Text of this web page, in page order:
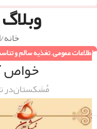
خانه/
اطلاعات عمومی,تغذیه سالم و
خواص
مُشکستاندر